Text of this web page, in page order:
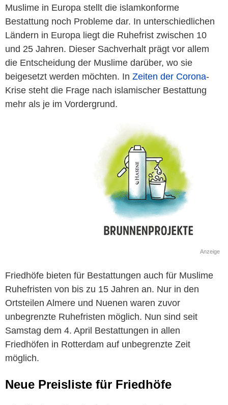
Muslime in Europa stellt die islamkonforme
Bestattung noch Probleme dar. In unterschiedlichen
Ländern in Europa liegt die Ruhefrist zwischen 10
und 25 Jahren. Dieser Sachverhalt prägt vor allem
die Entscheidung der Muslime darüber, wo sie
beigesetzt werden möchten. In Zeiten der Corona-
Krise steht die Frage nach islamischer Bestattung
mehr als je im Vordergrund.
Anzeige
Friedhöfe bieten für Bestattungen auch für Muslime
Ruhefristen von bis zu 15 Jahren an. Nur in den
Ortsteilen Almere und Nuenen waren zuvor
unbegrenzte Ruhefristen möglich. Nun sind seit
Samstag dem 4. April Bestattungen in allen
Friedhöfen in Rotterdam auf unbegrenzte Zeit
möglich.
Neue Preisliste für Friedhöfe